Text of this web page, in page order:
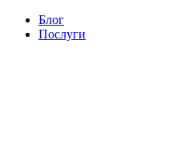
Блог
Послуги